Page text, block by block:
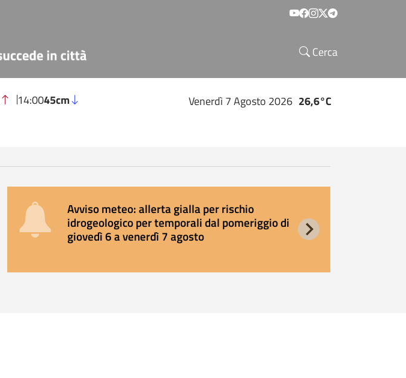
Social menu
Cerca
14:0045cm Venerdì 7 Agosto 2026 26,6°C
Avviso meteo: allerta gialla per rischio
idrogeologico per temporali dal pomeriggio di
giovedì 6 a venerdì 7 agosto